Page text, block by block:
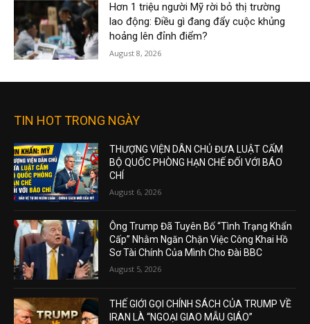
Hơn 1 triệu người Mỹ rời bỏ thị trường
lao động: Điều gì đang đẩy cuộc khủng
hoảng lên đỉnh điểm?
August 8, 2026
TIN HOT TRONG NGÀY
THƯỢNG VIỆN DÂN CHỦ ĐƯA LUẬT CẤM
BỘ QUỐC PHÒNG HẠN CHẾ ĐỐI VỚI BÁO
CHÍ
August 6, 2026
Ông Trump Đã Tuyên Bố “Tình Trạng Khẩn
Cấp” Nhằm Ngăn Chặn Việc Công Khai Hồ
Sơ Tài Chính Của Mình Cho Đài BBC
August 5, 2026
THẾ GIỚI GỌI CHÍNH SÁCH CỦA TRUMP VỀ
IRAN LÀ “NGOẠI GIAO MẪU GIÁO”